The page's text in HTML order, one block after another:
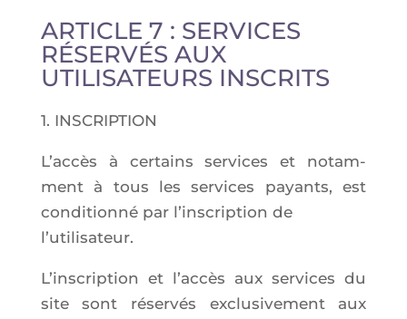
ARTICLE 7 : SERVICES
RÉSERVÉS AUX
UTILISATEURS INSCRITS
1. INSCRIPTION
L’ac­cès à cer­tains ser­vices et notam­
ment à tous les ser­vices payants, est
condi­tion­né par l’ins­crip­tion de
l’u­ti­li­sa­teur.
L’ins­crip­tion et l’ac­cès aux ser­vices du
site sont réser­vés exclu­si­ve­ment aux